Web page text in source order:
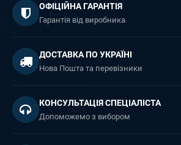
ОФІЦІЙНА ГАРАНТІЯ
Гарантія від виробника
ДОСТАВКА ПО УКРАЇНІ
Нова Пошта та перевізники
КОНСУЛЬТАЦІЯ СПЕЦІАЛІСТА
Допоможемо з вибором